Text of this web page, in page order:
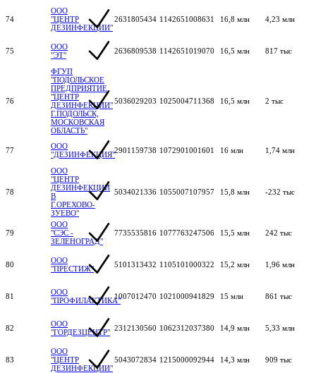
74
ООО
"ЦЕНТР
ДЕЗИНФЕКЦИИ"
2631805434 1142651008631 16,8 млн 4,23 млн
75
ООО
"ЭТ"
2636809538 1142651019070 16,5 млн 817 тыс
76
ФГУП
"ПОДОЛЬСКОЕ
ПРЕДПРИЯТИЕ
"ЦЕНТР
ДЕЗИНФЕКЦИИ"
Г.ПОДОЛЬСК,
МОСКОВСКАЯ
ОБЛАСТЬ"
5036029203 1025004711368 16,5 млн 2 тыс
77
ООО
"ДЕЗИНФЕКЦИЯ"2901159738 1072901001601 16 млн 1,74 млн
78
ООО
"ЦЕНТР
ДЕЗИНФЕКЦИИ
В
Г.ОРЕХОВО-
ЗУЕВО"
5034021336 1055007107957 15,8 млн -232 тыс
79
ООО
"СЭС -
ЗЕЛЕНОГРАД"
7735535816 1077763247506 15,5 млн 242 тыс
80
ООО
"ПРЕСТИЖ"
5101313432 1105101000322 15,2 млн 1,96 млн
81
ООО
"ПРОФИЛАКТИКА"1007012470 1021000941829 15 млн 861 тыс
82
ООО
"ГОРДЕЗЦЕНТР" 2312130560 1062312037380 14,9 млн 5,33 млн
83
ООО
"ЦЕНТР
ДЕЗИНФЕКЦИИ"
5043072834 1215000092944 14,3 млн 909 тыс